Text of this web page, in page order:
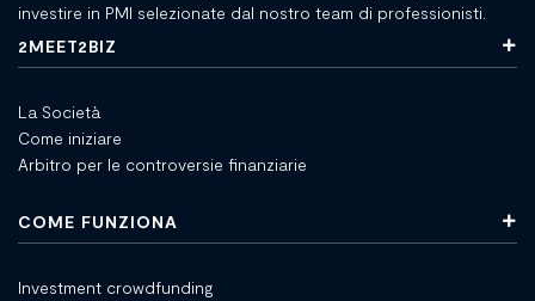
investire in PMI selezionate dal nostro team di professionisti.
2MEET2BIZ
La Società
Come iniziare
Arbitro per le controversie finanziarie
COME FUNZIONA
Investment crowdfunding